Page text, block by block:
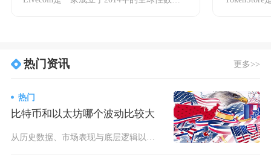
热门资讯 更多>>
热门
比特币和以太坊哪个波动比较大